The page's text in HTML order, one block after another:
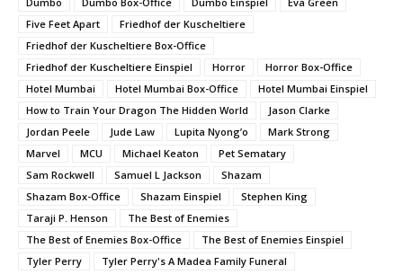
Five Feet Apart
Friedhof der Kuscheltiere
Friedhof der Kuscheltiere Box-Office
Friedhof der Kuscheltiere Einspiel
Horror
Horror Box-Office
Hotel Mumbai
Hotel Mumbai Box-Office
Hotel Mumbai Einspiel
How to Train Your Dragon The Hidden World
Jason Clarke
Jordan Peele
Jude Law Lupita Nyong’o
Mark Strong
Marvel
MCU Michael Keaton
Pet Sematary
Sam Rockwell
Samuel L Jackson
Shazam
Shazam Box-Office
Shazam Einspiel
Stephen King
Taraji P. Henson
The Best of Enemies
The Best of Enemies Box-Office
The Best of Enemies Einspiel
Tyler Perry
Tyler Perry's A Madea Family Funeral